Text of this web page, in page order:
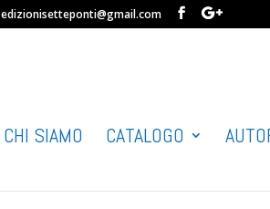
edizionisetteponti@gmail.com
CHI SIAMO CATALOGO